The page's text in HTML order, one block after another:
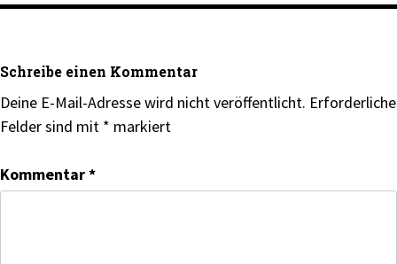
Schreibe einen Kommentar
Deine E-Mail-Adresse wird nicht veröffentlicht. Erforderliche
Felder sind mit * markiert
Kommentar*